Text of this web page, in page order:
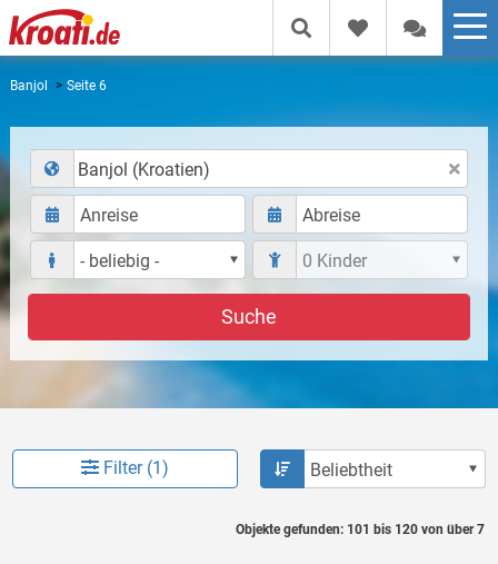
Banjol Seite 6
Banjol (Kroatien)
Suche
Filter (1)
Objekte gefunden: 101 bis 120 von über 7